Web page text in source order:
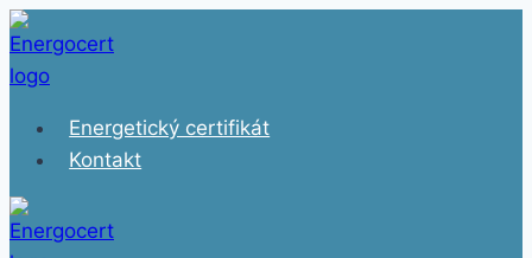
Skip
to
content
Energetický certifikát
Kontakt